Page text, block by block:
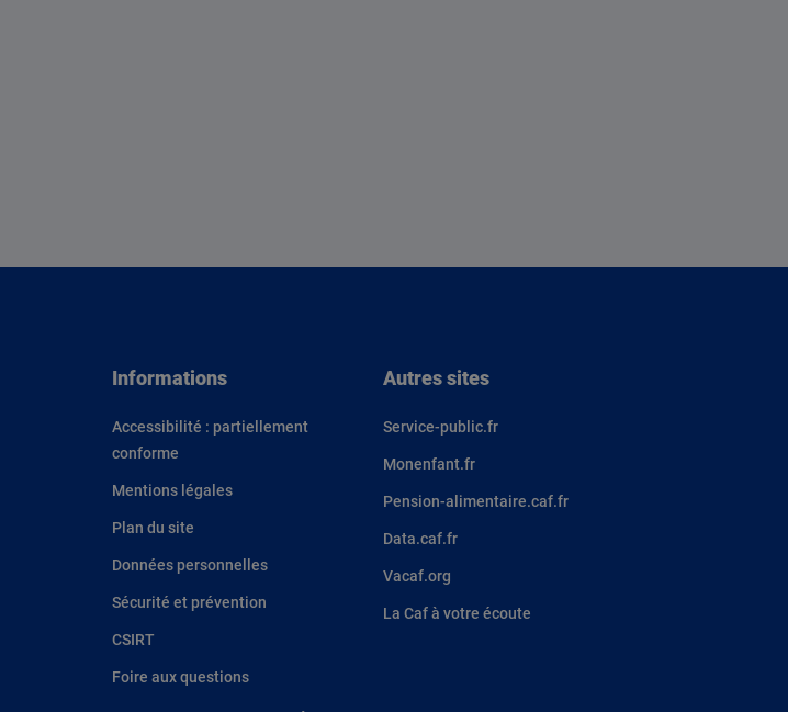
Informations
Accessibilité : partiellement
conforme
Mentions légales
Plan du site
Données personnelles
Sécurité et prévention
CSIRT
Foire aux questions
Autres sites
Service-public.fr
Monenfant.fr
Pension-alimentaire.caf.fr
Data.caf.fr
Vacaf.org
La Caf à votre écoute